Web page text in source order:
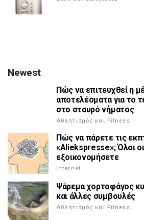
Newest
Πώς να επιτευχθεί η
αποτελέσματα για το
στο σταυρό νήματος
Αθλητισμός και Fitness
Πώς να πάρετε τις
«Aliekspresse»; Όλοι
εξοικονομήσετε
Internet
Ψάρεμα χορτοφάγος
και άλλες συμβουλές
Αθλητισμός και Fitness